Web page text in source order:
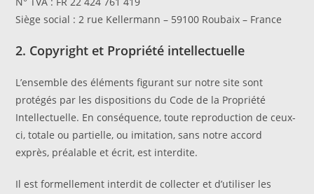
Siège social : 2 rue Kellermann – 59100 Roubaix – France
2. Copyright et Propriété intellectuelle
L’ensemble des éléments figurant sur notre site sont
protégés par les dispositions du Code de la Propriété
Intellectuelle. En conséquence, toute reproduction de ceux-
ci, totale ou partielle, ou imitation, sans notre accord
exprès, préalable et écrit, est interdite.
Il est formellement interdit de collecter et d’utiliser les